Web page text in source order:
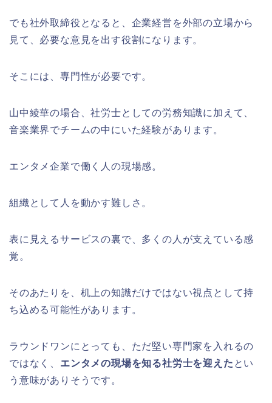
でも社外取締役となると、企業経営を外部の立場から
見て、必要な意見を出す役割になります。
そこには、専門性が必要です。
山中綾華の場合、社労士としての労務知識に加えて、
音楽業界でチームの中にいた経験があります。
エンタメ企業で働く人の現場感。
組織として人を動かす難しさ。
表に見えるサービスの裏で、多くの人が支えている感
覚。
そのあたりを、机上の知識だけではない視点として持
ち込める可能性があります。
ラウンドワンにとっても、ただ堅い専門家を入れるの
ではなく、 エンタメの現場を知る社労士を迎えた とい
う意味がありそうです。